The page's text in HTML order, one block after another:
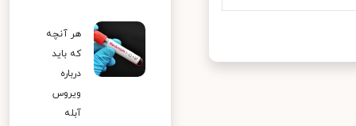
هر آنچه
که باید
درباره
ویروس
آبله